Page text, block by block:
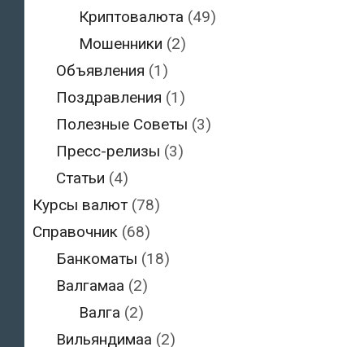
Криптовалюта (49)
Мошенники (2)
Объявления (1)
Поздравления (1)
Полезные Советы (3)
Пресс-релизы (3)
Статьи (4)
Курсы валют (78)
Справочник (68)
Банкоматы (18)
Валгамаа (2)
Валга (2)
Вильяндимаа (2)